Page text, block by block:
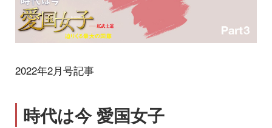
2022年2月号記事
時代は今 愛国女子